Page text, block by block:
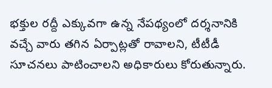
భక్తుల రద్దీ ఎక్కువగా ఉన్న నేపథ్యంలో దర్శనానికి
వచ్చే వారు తగిన ఏర్పాట్లతో రావాలని, టీటీడీ
సూచనలు పాటించాలని అధికారులు కోరుతున్నారు.